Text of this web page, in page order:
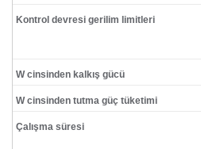
Kontrol devresi gerilim limitleri
W cinsinden kalkış gücü
W cinsinden tutma güç tüketimi
Çalışma süresi